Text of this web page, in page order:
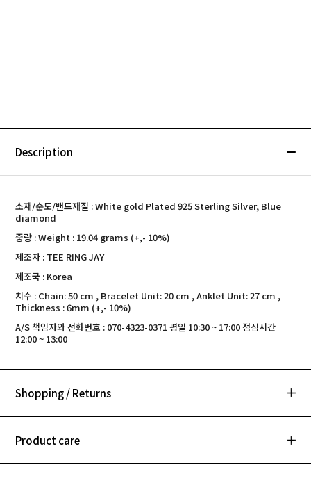
Description
소재/순도/밴드재질 : White gold Plated 925 Sterling Silver, Blue
diamond
중량 : Weight : 19.04 grams (+,- 10%)
제조자 : TEE RING JAY
제조국 : Korea
치수 : Chain: 50 cm , Bracelet Unit: 20 cm , Anklet Unit: 27 cm ,
Thickness : 6mm (+,- 10%)
A/S 책임자와 전화번호 : 070-4323-0371 평일 10:30 ~ 17:00 점심시간
12:00 ~ 13:00
Shopping / Returns
Product care